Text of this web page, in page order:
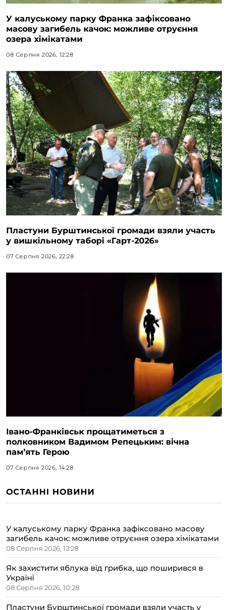
У калуському парку Франка зафіксовано
масову загибель качок: можливе отруєння
озера хімікатами
08 Серпня 2026, 12:28
Пластуни Бурштинської громади взяли участь
у вишкільному таборі «Гарт-2026»
07 Серпня 2026, 22:28
Івано-Франківськ прощатиметься з
полковником Вадимом Репецьким: вічна
пам’ять Герою
07 Серпня 2026, 14:28
ОСТАННІ НОВИНИ
У калуському парку Франка зафіксовано масову
загибель качок: можливе отруєння озера хімікатами
08 Серпня 2026, 12:28
Як захистити яблука від грибка, що поширився в
Україні
08 Серпня 2026, 10:28
Пластуни Бурштинської громади взяли участь у